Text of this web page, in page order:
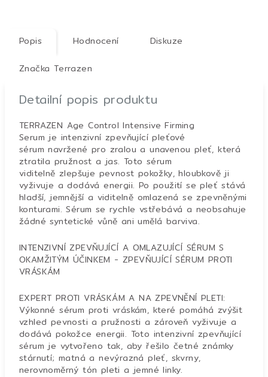
Popis Hodnocení Diskuze
Značka Terrazen
Detailní popis produktu
TERRAZEN Age Control Intensive Firming
Serum je intenzivní zpevňující pleťové
sérum navržené pro zralou a unavenou pleť, která
ztratila pružnost a jas. Toto sérum
viditelně zlepšuje pevnost pokožky, hloubkově ji
vyživuje a dodává energii. Po použití se pleť stává
hladší, jemnější a viditelně omlazená se zpevněnými
konturami. Sérum se rychle vstřebává a neobsahuje
žádné syntetické vůně ani umělá barviva.
INTENZIVNÍ ZPEVŇUJÍCÍ A OMLAZUJÍCÍ SÉRUM S
OKAMŽITÝM ÚČINKEM - ZPEVŇUJÍCÍ SÉRUM PROTI
VRÁSKÁM
EXPERT PROTI VRÁSKÁM A NA ZPEVNĚNÍ PLETI:
Výkonné sérum proti vráskám, které pomáhá zvýšit
vzhled pevnosti a pružnosti a zároveň vyživuje a
dodává pokožce energii. Toto intenzivní zpevňující
sérum je vytvořeno tak, aby řešilo četné známky
stárnutí; matná a nevýrazná pleť, skvrny,
nerovnoměrný tón pleti a jemné linky.